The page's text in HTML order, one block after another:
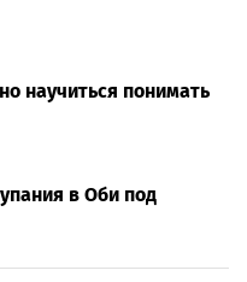
научиться понимать
в Оби под